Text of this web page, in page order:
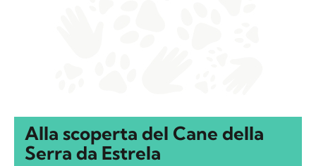
Alla scoperta del Cane della
Serra da Estrela